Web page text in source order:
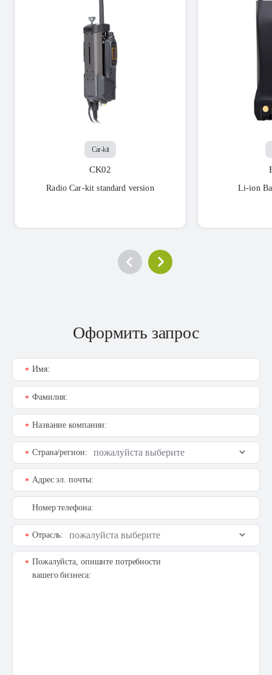
Car-kit
CK02
Radio Car-kit standard version Li-ion
Оформить запрос
Имя:
*
Фамилия:
*
Название компании:
*
Страна/регион:
*
Адрес эл. почты:
*
Номер телефона:
Отрасль:
*
Пожалуйста, опишите потребности
вашего бизнеса:
*